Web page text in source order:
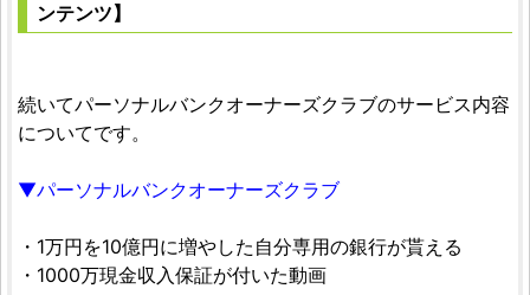
ンテンツ】
続いてパーソナルバンクオーナーズクラブのサービス内容
についてです。
▼パーソナルバンクオーナーズクラブ
・1万円を10億円に増やした自分専用の銀行が貰える
・1000万現金収入保証が付いた動画